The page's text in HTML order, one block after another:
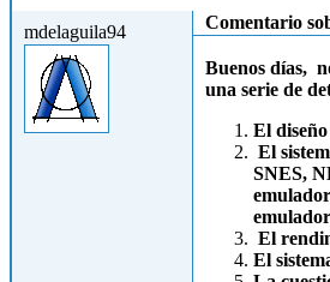
mdelaguila94 Comentario
Buenos días,
una serie de
El
El
SNES,
El
El